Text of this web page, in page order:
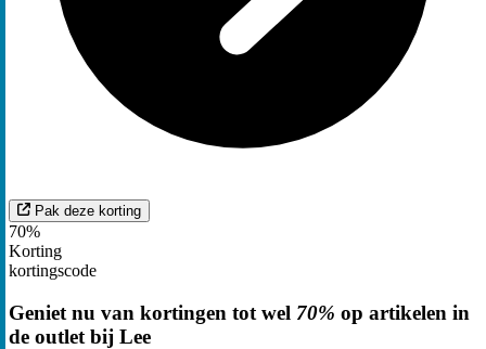
Pak deze korting
70%
Korting
kortingscode
Geniet nu van kortingen tot wel 70% op artikelen in
de outlet bij Lee